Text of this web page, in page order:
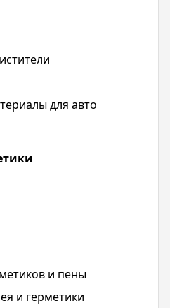
для авто
и пены
и герметики